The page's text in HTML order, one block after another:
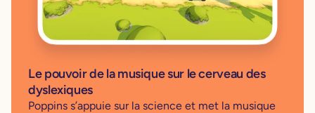
Le pouvoir de la musique sur le cerveau des
dyslexiques
Poppins s’appuie sur la science et met la musique